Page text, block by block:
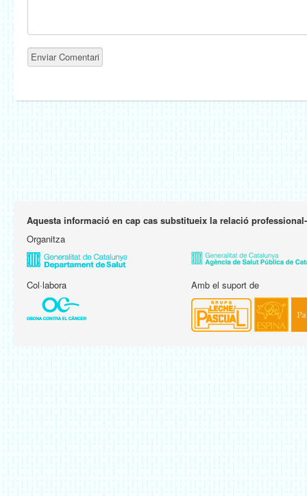
Aquesta informació en cap cas substitueix la relació
Organitza
Col·labora Amb el suport de